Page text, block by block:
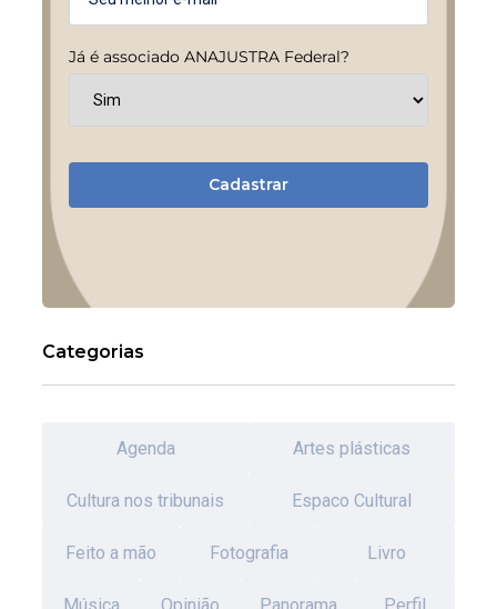
Já é associado ANAJUSTRA Federal?
Cadastrar
Categorias
Agenda Artes plásticas
Cultura nos tribunais Espaco Cultural
Feito a mão Fotografia Livro